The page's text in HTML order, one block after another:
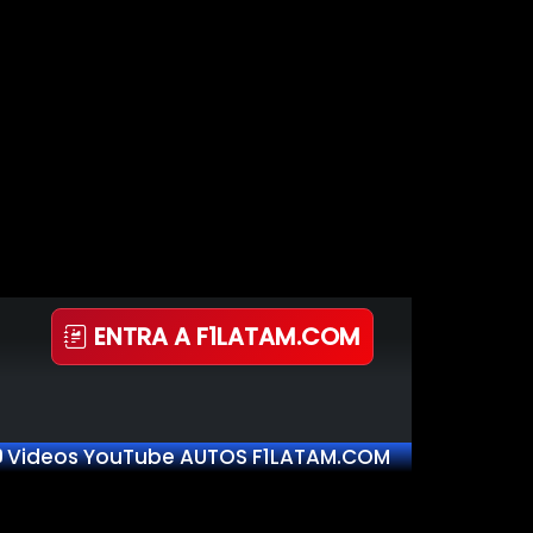
ENTRA A F1LATAM.COM
Videos YouTube AUTOS F1LATAM.COM